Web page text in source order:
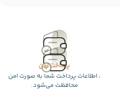
پرداخت امن
، اطلاعات پرداخت شما به صورت امن
محافظت می‌شود.